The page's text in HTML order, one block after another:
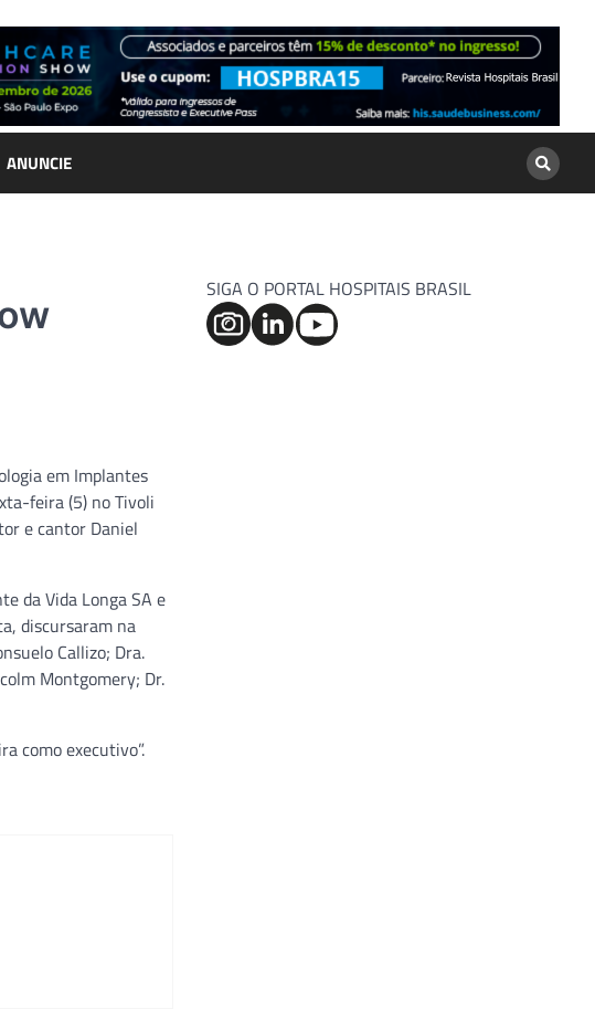
ANUNCIE
em Implantes
feira (5) no Tivoli
e cantor Daniel
da Vida Longa SA e
discursaram na
Callizo; Dra.
Montgomery; Dr.
como executivo”.
SIGA O PORTAL HOSPITAIS BRASIL